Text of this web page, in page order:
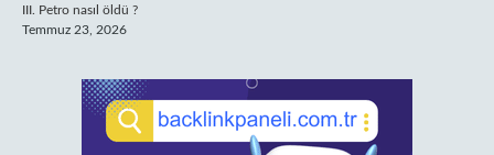
III. Petro nasıl öldü ?
Temmuz 23, 2026